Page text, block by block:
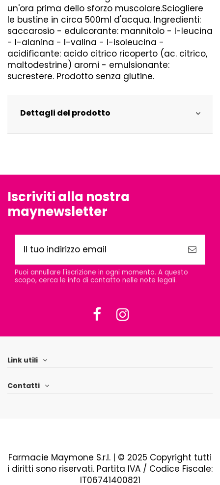
un'ora prima dello sforzo muscolare.Sciogliere
le bustine in circa 500ml d'acqua. Ingredienti:
saccarosio - edulcorante: mannitolo - l-leucina
- l-alanina - l-valina - l-isoleucina -
acidificante: acido citrico ricoperto (ac. citrico,
maltodestrine) aromi - emulsionante:
sucrestere. Prodotto senza glutine.
Dettagli del prodotto
Iscriviti alla nostra
maynewsletter
Puoi annullare l'iscrizione in ogni momento. A questo
scopo, cerca le info di contatto nelle note legali.
Link utili
Contatti
Farmacie Maymone S.r.l. | © 2025 Copyright tutti
i diritti sono riservati. Partita IVA / Codice Fiscale:
IT06741400821